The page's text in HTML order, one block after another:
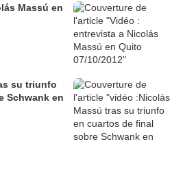
Massú en
su triunfo
Schwank en